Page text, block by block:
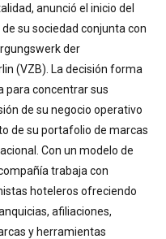
anunció el inicio del
su sociedad conjunta con
der
(VZB). La decisión forma
para concentrar sus
de su negocio operativo
de su portafolio de marcas
Con un modelo de
trabaja con
hoteleros ofreciendo
afiliaciones,
y herramientas